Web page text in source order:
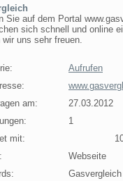
Sie auf dem Portal
sich schnell und online
wir uns sehr freuen.
Aufrufen
am:
27.03.2012
1
mit:
Webseite
Gasvergleich